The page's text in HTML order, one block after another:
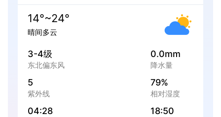
14°~24°
晴间多云
3-4级
东北偏东风
0.0mm
降水量
5
紫外线
79%
相对湿度
04:28 18:50